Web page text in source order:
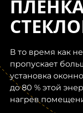
В то время как
пропускает
установка
до 80 % этой
нагрев